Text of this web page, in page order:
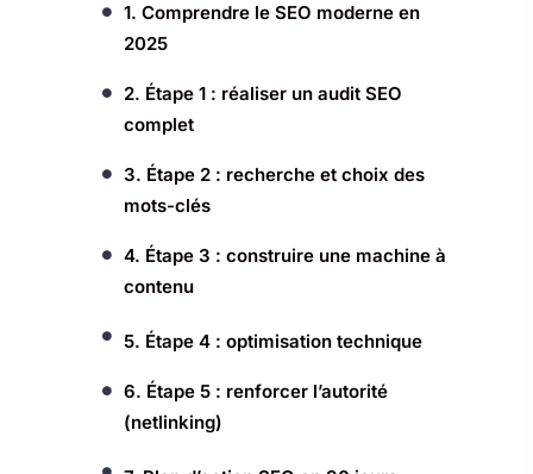
1. Comprendre le SEO moderne en
2025
2. Étape 1 : réaliser un audit SEO
complet
3. Étape 2 : recherche et choix des
mots-clés
4. Étape 3 : construire une machine à
contenu
5. Étape 4 : optimisation technique
6. Étape 5 : renforcer l’autorité
(netlinking)